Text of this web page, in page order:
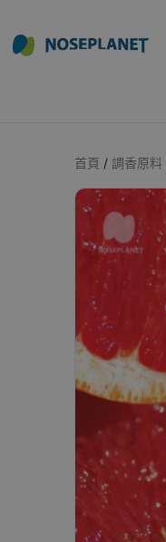
首頁 / 調香原料